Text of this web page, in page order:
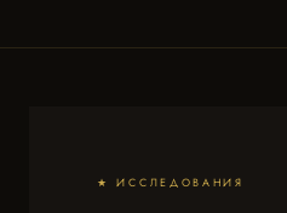
★ ИССЛЕДОВАНИЯ